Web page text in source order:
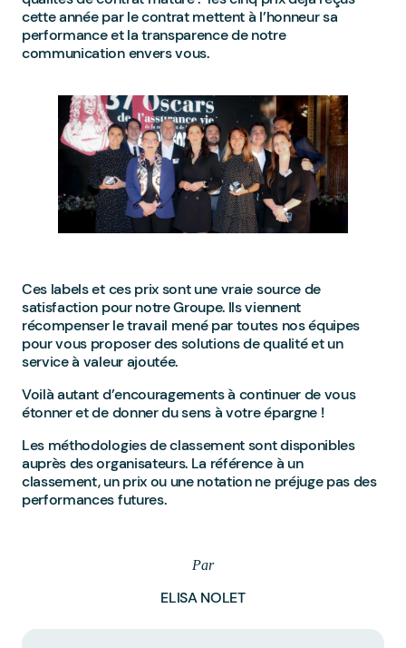
cette année par le contrat mettent à l’honneur sa
performance et la transparence de notre
communication envers vous.
Ces labels et ces prix sont une vraie source de
satisfaction pour notre Groupe. Ils viennent
récompenser le travail mené par toutes nos équipes
pour vous proposer des solutions de qualité et un
service à valeur ajoutée.
Voilà autant d’encouragements à continuer de vous
étonner et de donner du sens à votre épargne !
Les méthodologies de classement sont disponibles
auprès des organisateurs. La référence à un
classement, un prix ou une notation ne préjuge pas des
performances futures.
Par
ELISA NOLET